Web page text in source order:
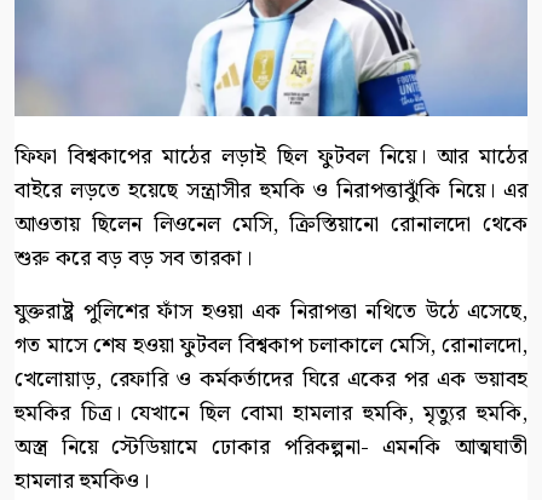
ফিফা বিশ্বকাপের মাঠের লড়াই ছিল ফুটবল নিয়ে। আর মাঠের
বাইরে লড়তে হয়েছে সন্ত্রাসীর হুমকি ও নিরাপত্তাঝুঁকি নিয়ে। এর
আওতায় ছিলেন লিওনেল মেসি, ক্রিস্তিয়ানো রোনালদো থেকে
শুরু করে বড় বড় সব তারকা।
যুক্তরাষ্ট্র পুলিশের ফাঁস হওয়া এক নিরাপত্তা নথিতে উঠে এসেছে,
গত মাসে শেষ হওয়া ফুটবল বিশ্বকাপ চলাকালে মেসি, রোনালদো,
খেলোয়াড়, রেফারি ও কর্মকর্তাদের ঘিরে একের পর এক ভয়াবহ
হুমকির চিত্র। যেখানে ছিল বোমা হামলার হুমকি, মৃত্যুর হুমকি,
অস্ত্র নিয়ে স্টেডিয়ামে ঢোকার পরিকল্পনা- এমনকি আত্মঘাতী
হামলার হুমকিও।